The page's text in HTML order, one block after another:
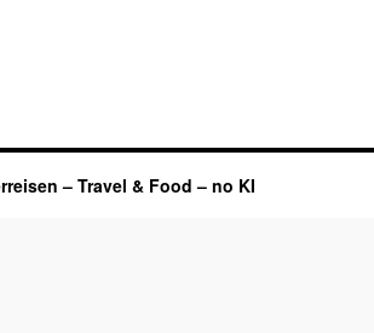
– Travel & Food – no KI